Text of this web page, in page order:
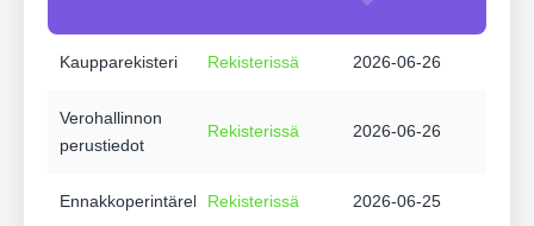
Kaupparekisteri Rekisterissä 2026-06-26
Verohallinnon
perustiedot
Rekisterissä 2026-06-26
EnnakkoperintärekisteriRekisterissä 2026-06-25